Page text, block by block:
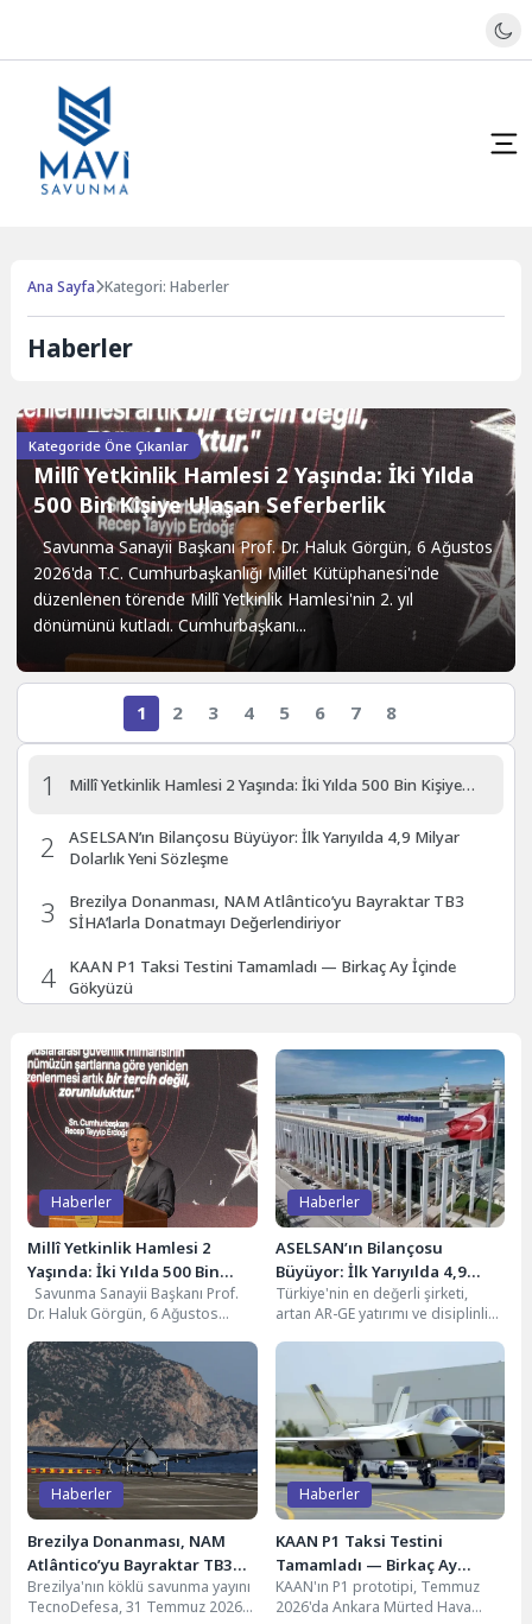
Ana Sayfa Kategori: Haberler
Haberler
Kategoride Öne Çıkanlar
Millî Yetkinlik Hamlesi 2 Yaşında: İki Yılda
500 Bin Kişiye Ulaşan Seferberlik
Savunma Sanayii Başkanı Prof. Dr. Haluk Görgün, 6 Ağustos
2026'da T.C. Cumhurbaşkanlığı Millet Kütüphanesi'nde
düzenlenen törende Millî Yetkinlik Hamlesi'nin 2. yıl
dönümünü kutladı. Cumhurbaşkanı...
1 2 3 4 5 6 7 8
1 Millî Yetkinlik Hamlesi 2 Yaşında: İki Yılda 500 Bin Kişiye…
2
ASELSAN’ın Bilançosu Büyüyor: İlk Yarıyılda 4,9 Milyar
Dolarlık Yeni Sözleşme
3
Brezilya Donanması, NAM Atlântico’yu Bayraktar TB3
SİHA’larla Donatmayı Değerlendiriyor
4
KAAN P1 Taksi Testini Tamamladı — Birkaç Ay İçinde
Gökyüzü
6
SSB Başkanı Görgün, Türkiye-Moldova İlk Savunma
Sanayii İş Birliği Toplantısı’na…
7
AKINCI PT10’dan TOLUN-P ile Salvo Atışı: İki Mühimmat,
İki Hedef,…
8
ROKETSAN LEVEL-UP AI Hackathonu: Savunmanın Yapay
Zekâ Yarışması Başlıyor
Haberler
Millî Yetkinlik Hamlesi 2
Yaşında: İki Yılda 500 Bin
Kişiye Ulaşan Seferberlik
Savunma Sanayii Başkanı Prof.
Dr. Haluk Görgün, 6 Ağustos
Millet Kütüphanesi'nde...
Haberler
ASELSAN’ın Bilançosu
Büyüyor: İlk Yarıyılda 4,9
Milyar Dolarlık Yeni Sözleşme
Türkiye'nin en değerli şirketi,
artan AR-GE yatırımı ve disiplinli
rekor performansını 2026'nın...
Haberler
Brezilya Donanması, NAM
Atlântico’yu Bayraktar TB3
SİHA’larla Donatmayı
Değerlendiriyor
Brezilya'nın köklü savunma yayını
TecnoDefesa, 31 Temmuz 2026
Haberler
KAAN P1 Taksi Testini
Tamamladı — Birkaç Ay
İçinde Gökyüzü
KAAN'ın P1 prototipi, Temmuz
2026'da Ankara Mürted Hava